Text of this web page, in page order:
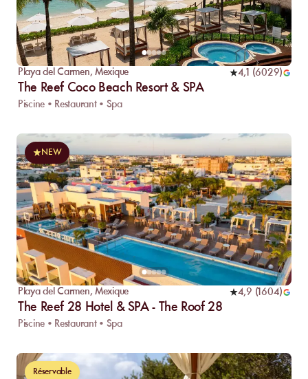
Playa del Carmen, Mexique 4,1 (6029)
The Reef Coco Beach Resort & SPA
Piscine • Restaurant • Spa
NEW
Playa del Carmen, Mexique 4,9 (1604)
The Reef 28 Hotel & SPA - The Roof 28
Piscine • Restaurant • Spa
Réservable